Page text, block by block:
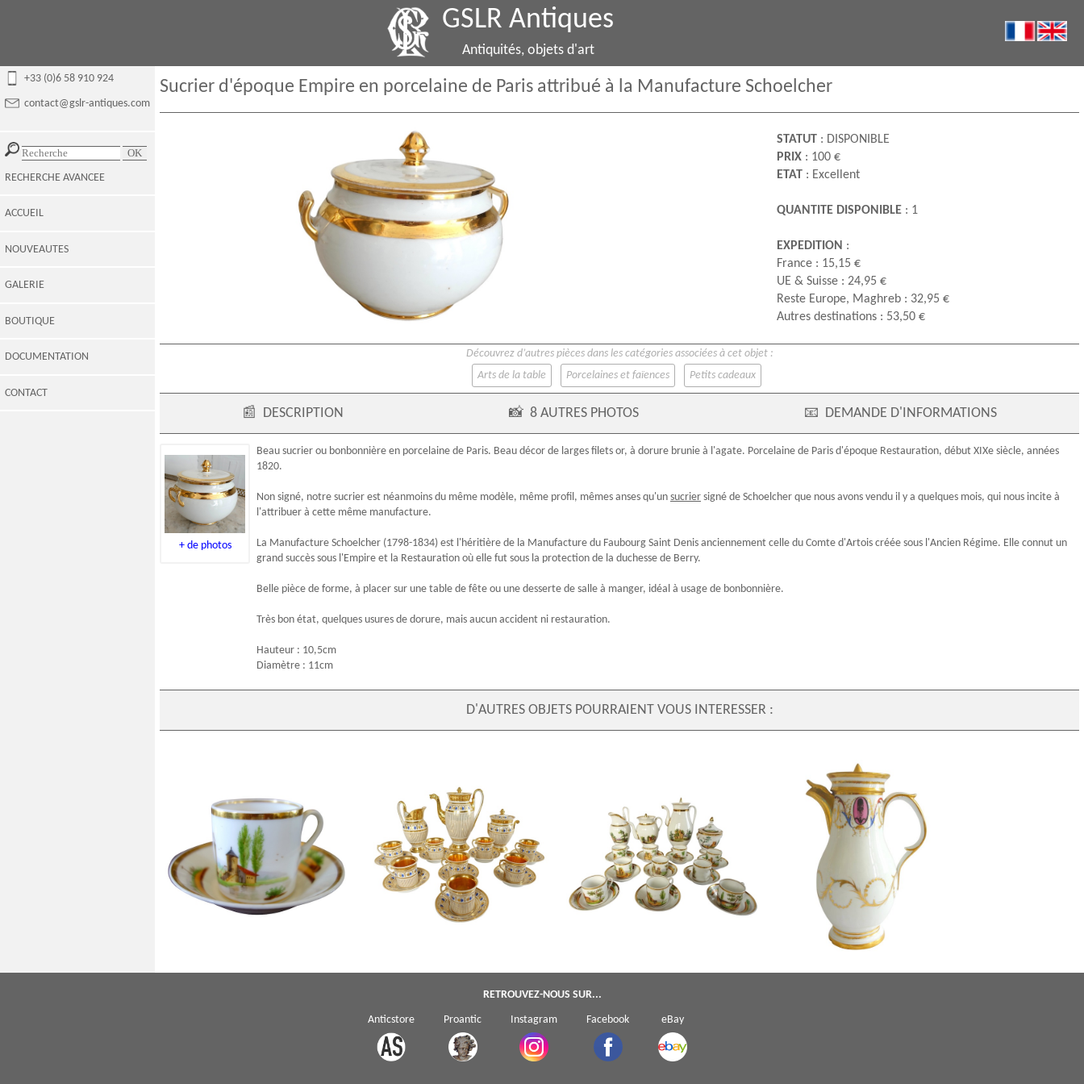
GSLR Antiques
Antiquités, objets d'art
+33 (0)6 58 910 924
contact@gslr-antiques.com
RECHERCHE AVANCEE
ACCUEIL
NOUVEAUTES
GALERIE
BOUTIQUE
DOCUMENTATION
CONTACT
Sucrier d'époque Empire en porcelaine de Paris attribué à la Manufacture Schoelcher
STATUT: DISPONIBLE
PRIX : 100 €
ETAT: Excellent
QUANTITE DISPONIBLE: 1
EXPEDITION :
France : 15,15 €
UE & Suisse : 24,95 €
Reste Europe, Maghreb : 32,95 €
Autres destinations : 53,50 €
Découvrez d’autres pièces dans les catégories associées à cet objet :
Arts de la table
Porcelaines et faïences Petits cadeaux
📰 DESCRIPTION 📸 8 AUTRES PHOTOS 📧 DEMANDE D'INFORMATIONS
+ de photos
Beau sucrier ou bonbonnière en porcelaine de Paris. Beau décor de larges filets or, à dorure brunie à l'agate. Porcelaine de Paris d'époque Restauration, début XIXe siècle, années
1820.
Non signé, notre sucrier est néanmoins du même modèle, même profil, mêmes anses qu'un sucrier signé de Schoelcher que nous avons vendu il y a quelques mois, qui nous incite à
l'attribuer à cette même manufacture.
La Manufacture Schoelcher (1798-1834) est l'héritière de la Manufacture du Faubourg Saint Denis anciennement celle du Comte d'Artois créée sous l'Ancien Régime. Elle connut un
grand succès sous l'Empire et la Restauration où elle fut sous la protection de la duchesse de Berry.
Belle pièce de forme, à placer sur une table de fête ou une desserte de salle à manger, idéal à usage de bonbonnière.
Très bon état, quelques usures de dorure, mais aucun accident ni restauration.
Hauteur : 10,5cm
Diamètre : 11cm
D'AUTRES OBJETS POURRAIENT VOUS INTERESSER :
Tasse à café Empire en porcelaine de
Paris dorée à l'or fin & paysage de
château - vers 1820
Service à café complet pour 8,
porcelaine dorée et bleue, époque
Empire Restauration - 11 pièces
Service à café Empire en porcelaine de
Paris dorée à l'or fin & paysages italiens -
vers 1820
Verseuse / cafetière en porcelaine,
époque Directoire Consulat - fin XVIIIe
siècle vers 1800
RETROUVEZ-NOUS SUR...
Anticstore Proantic Instagram Facebook eBay